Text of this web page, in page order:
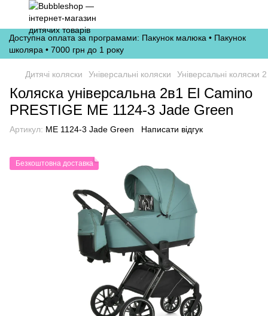
Доступна оплата за програмами: Пакунок малюка • Пакунок
школяра • 7000 грн до 1 року
Дитячі коляски Універсальні коляски Універсальні коляски
Коляска універсальна 2в1 El Camino
PRESTIGE ME 1124-3 Jade Green
Артикул: ME 1124-3 Jade Green Написати відгук
Безкоштовна доставка